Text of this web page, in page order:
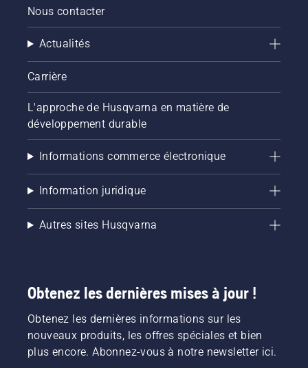
que le
système
de
de votre
tronçonneuse
fonctionne
correctement.
Vérifiez
d'huile.
Démarrez
la
le frein
chaîne
est
desserré.
Faites
Nous contacter
Actualités
Carrière
L'approche de Husqvarna en matière de
développement durable
Informations commerce électronique
Information juridique
Autres sites Husqvarna
Obtenez les dernières mises à jour !
Obtenez les dernières informations sur les
nouveaux produits, les offres spéciales et bien
plus encore. Abonnez-vous à notre newsletter ici.